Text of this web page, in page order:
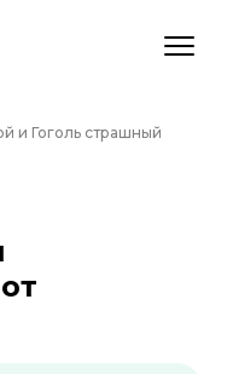
и Гоголь страшный